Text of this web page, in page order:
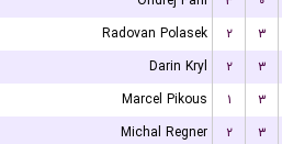
Radovan Polasek
۲ ۳
Darin Kryl
۲ ۳
Marcel Pikous
۱ ۳
Michal Regner
۲ ۳